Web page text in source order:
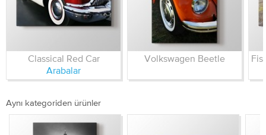
Classical Red Car
Arabalar
Volkswagen Beetle
Aynı kategoriden ürünler